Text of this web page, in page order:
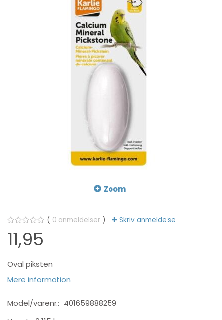
Zoom
0 anmeldelser Skriv anmeldelse
11,95
Oval piksten
Mere information
Model/varenr.: 401659888259